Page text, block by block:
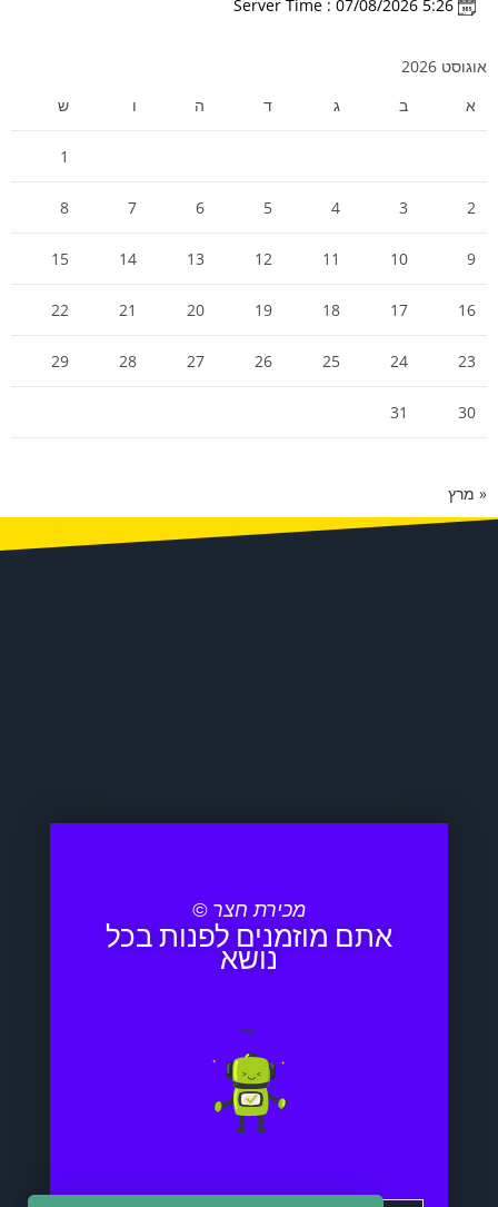
אוגוסט 2026
א
ב ג ד ה ו ש
1
2
3
4
5
6
7
8
9
10
11
12
13
14
15
16
17
18
19
20
21
22
23
24
25
26
27
28
29
30
31
« מרץ
מכירת חצר ©
אתם מוזמנים לפנות בכל
נושא